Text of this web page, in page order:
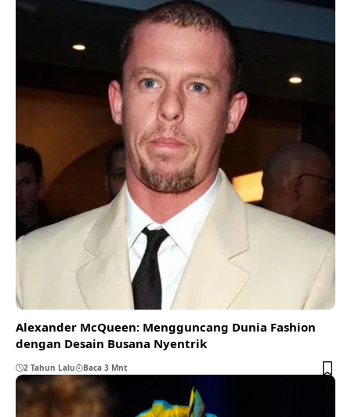
Alexander McQueen: Mengguncang Dunia Fashion
dengan Desain Busana Nyentrik
2 Tahun Lalu Baca 3 Mnt